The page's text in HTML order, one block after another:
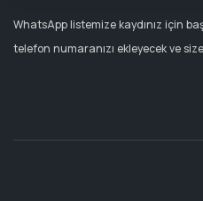
WhatsApp listemize kaydınız için
telefon numaranızı ekleyecek ve